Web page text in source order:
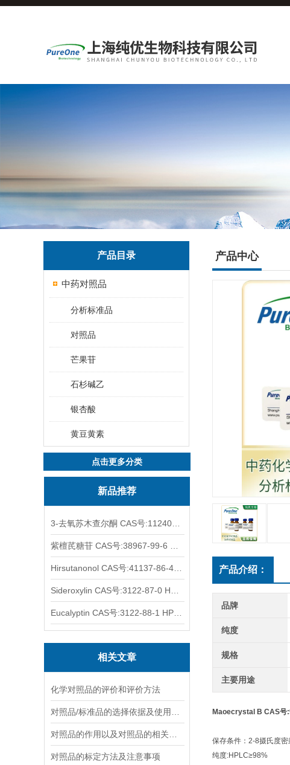
产品目录
中药对照品
分析标准品
对照品
芒果苷
石杉碱乙
银杏酸
黄豆黄素
点击更多分类
新品推荐
相关文章
化学对照品的评价和评价方法
对照品的标定方法及注意事项
产品中心
产品介绍：
品牌
纯度
规格
主要用途
Maoecrystal B CAS号
保存条件：2-8摄氏度密
纯度:HPLC≥98%